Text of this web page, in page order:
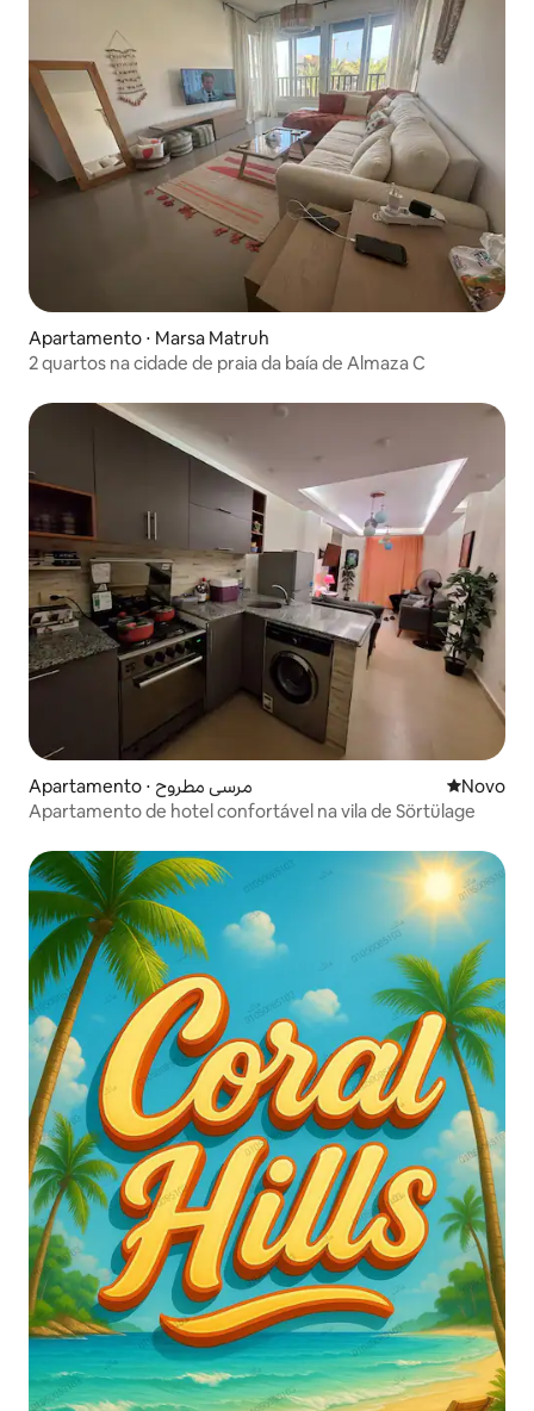
Apartamento ⋅ Marsa Matruh
2 quartos na cidade de praia da baía de Almaza C
Apartamento ⋅ مرسي مطروح Novo
Novo
Apartamento de hotel confortável na vila de Sörtülage